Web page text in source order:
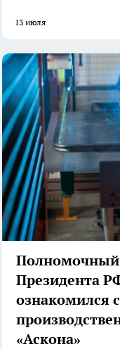
13 июля
Полномочный
Президента
ознакомился
«Аскона»